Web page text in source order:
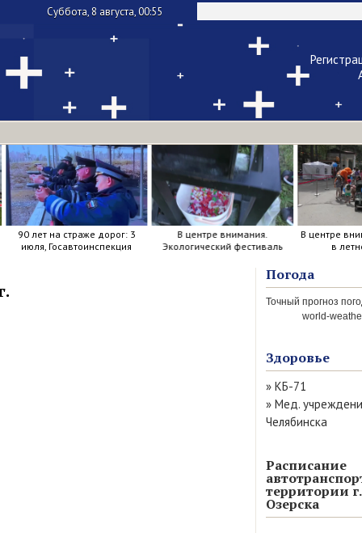
Суббота, 8 августа, 00:55
Чужой
Напомнить
90 лет на страже дорог: 3
июля, Госавтоинспекция
В центре внимания.
Экологический фестиваль
В центре
в
Погода
world-
Здоровье
» КБ-71
» Мед.
Челябинска
Расписание
территории г.
Озерска